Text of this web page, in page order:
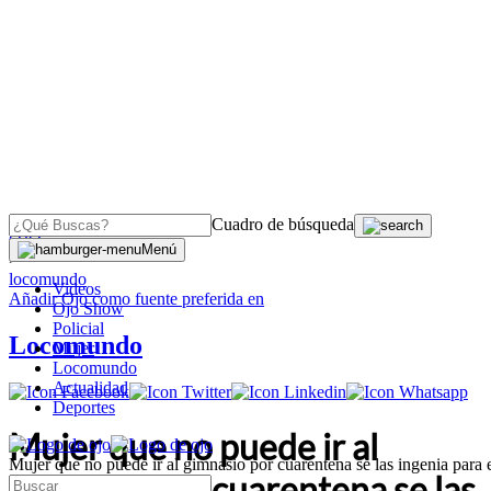
Cuadro de búsqueda
Menú
Videos
Ojo Show
Policial
Mujer
Locomundo
Actualidad
Deportes
Mujer que no puede ir al gimnasio por cuarentena se las ingenia para
OJO
>
locomundo
AñadirOjocomo fuente preferida en
Locomundo
Mujer que no puede ir al